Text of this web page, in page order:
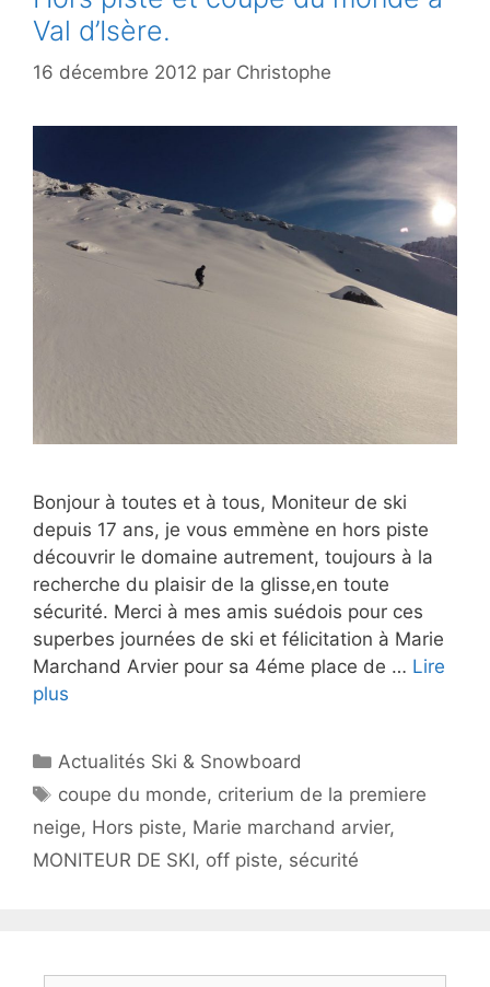
Val d’Isère.
16 décembre 2012 par Christophe
Bonjour à toutes et à tous, Moniteur de ski
depuis 17 ans, je vous emmène en hors piste
découvrir le domaine autrement, toujours à la
recherche du plaisir de la glisse,en toute
sécurité. Merci à mes amis suédois pour ces
superbes journées de ski et félicitation à Marie
Marchand Arvier pour sa 4éme place de … Lire
plus
Catégories
Actualités Ski & Snowboard
Étiquettes
coupe du monde, criterium de la premiere
neige, Hors piste, Marie marchand arvier,
MONITEUR DE SKI, off piste, sécurité